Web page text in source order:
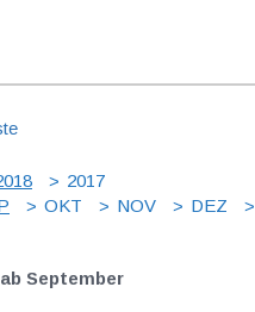
2017
OKT NOV DEZ
September